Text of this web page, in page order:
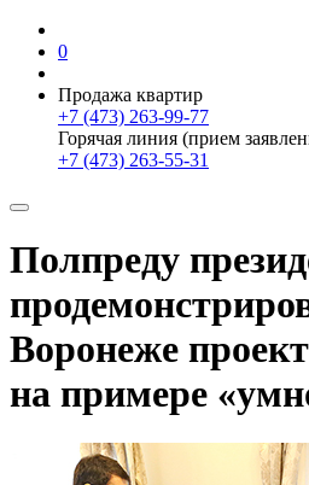
0
Продажа квартир
+7 (473) 263-99-77
Горячая линия (прием
+7 (473) 263-55-31
Полпреду
Воронеже
на примере